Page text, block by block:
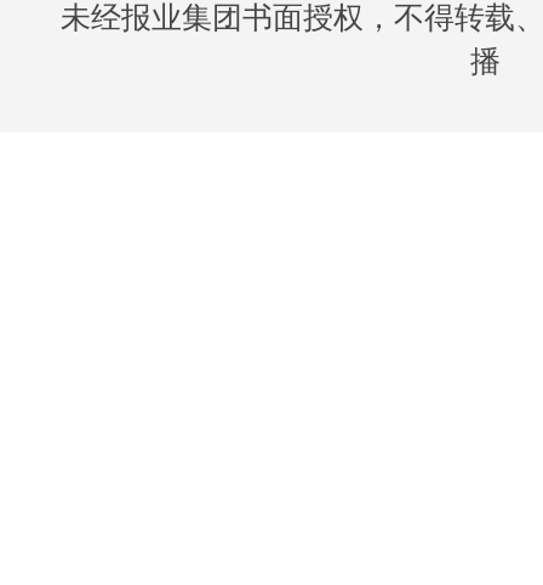
未经报业集团书面授权，不得转载
播